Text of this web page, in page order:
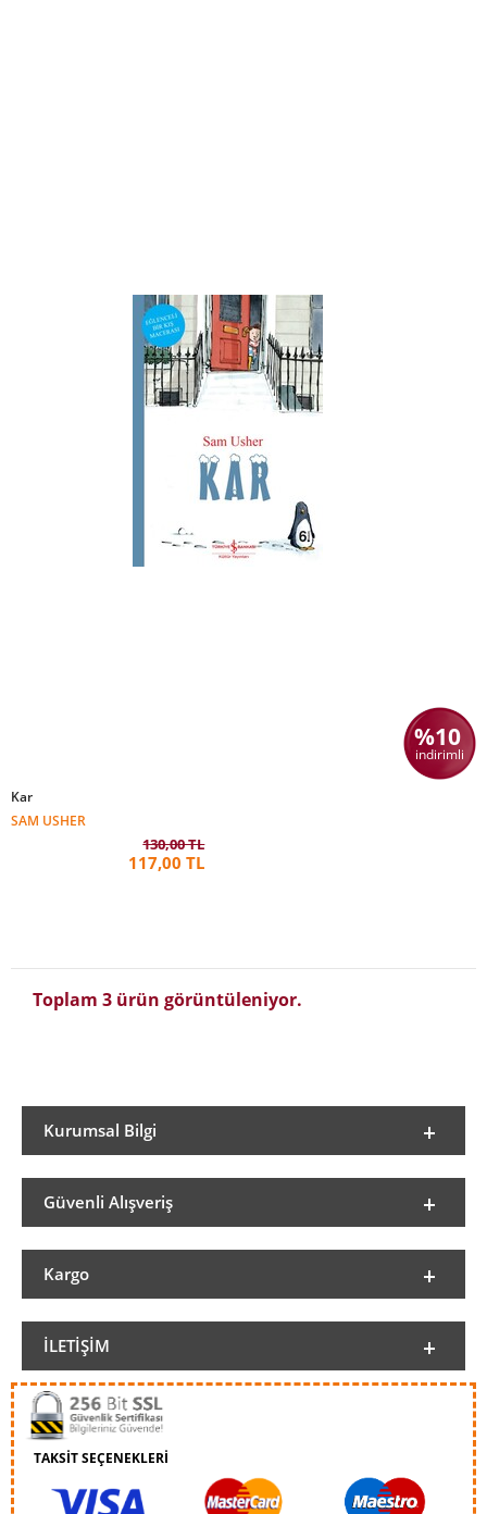
%10
indirimli
Kar
SAM USHER
130,00 TL
117,00 TL
Toplam 3 ürün görüntüleniyor.
Kurumsal Bilgi
Güvenli Alışveriş
Kargo
İLETIŞIM
TAKSİT SEÇENEKLERİ